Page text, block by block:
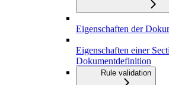
Eigenschaften der
Eigenschaften einer
Dokumentdefinition
Rule validation